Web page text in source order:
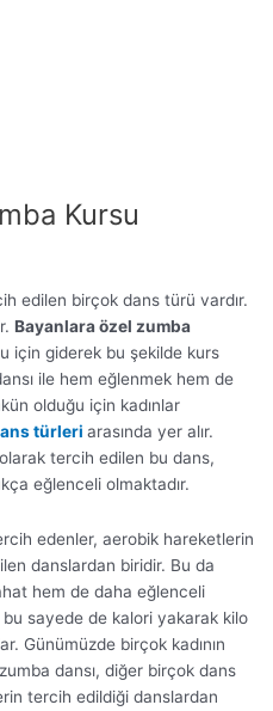
Kursu
edilen birçok dans türü vardır.
Bayanlara özel zumba
için giderek bu şekilde kurs
ile hem eğlenmek hem de
olduğu için kadınlar
türleri arasında yer alır.
tercih edilen bu dans,
eğlenceli olmaktadır.
edenler, aerobik hareketlerin
danslardan biridir. Bu da
hem de daha eğlenceli
sayede de kalori yakarak kilo
Günümüzde birçok kadının
dansı, diğer birçok dans
tercih edildiği danslardan